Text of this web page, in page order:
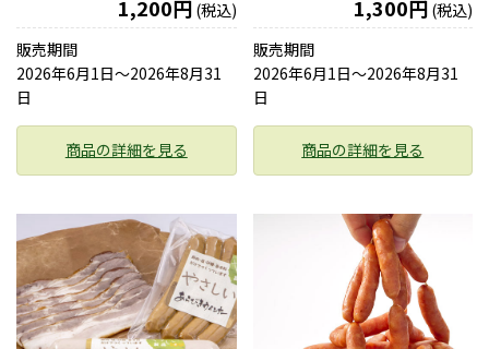
1,200円 (税込)
販売期間
2026年6月1日〜2026年8月31
日
商品の詳細を見る
1,300円 (税込)
販売期間
2026年6月1日〜2026年8月31
日
商品の詳細を見る